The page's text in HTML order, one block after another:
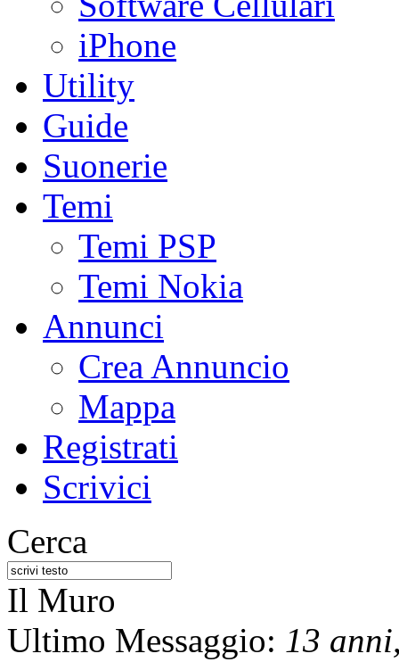
iPhone
Utility
Guide
Suonerie
Temi
Temi PSP
Temi Nokia
Annunci
Crea Annuncio
Mappa
Registrati
Scrivici
Cerca
Il Muro
Ultimo Messaggio: 13